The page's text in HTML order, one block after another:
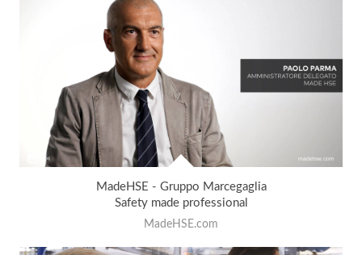
MadeHSE - Gruppo Marcegaglia
Safety made professional
MadeHSE.com